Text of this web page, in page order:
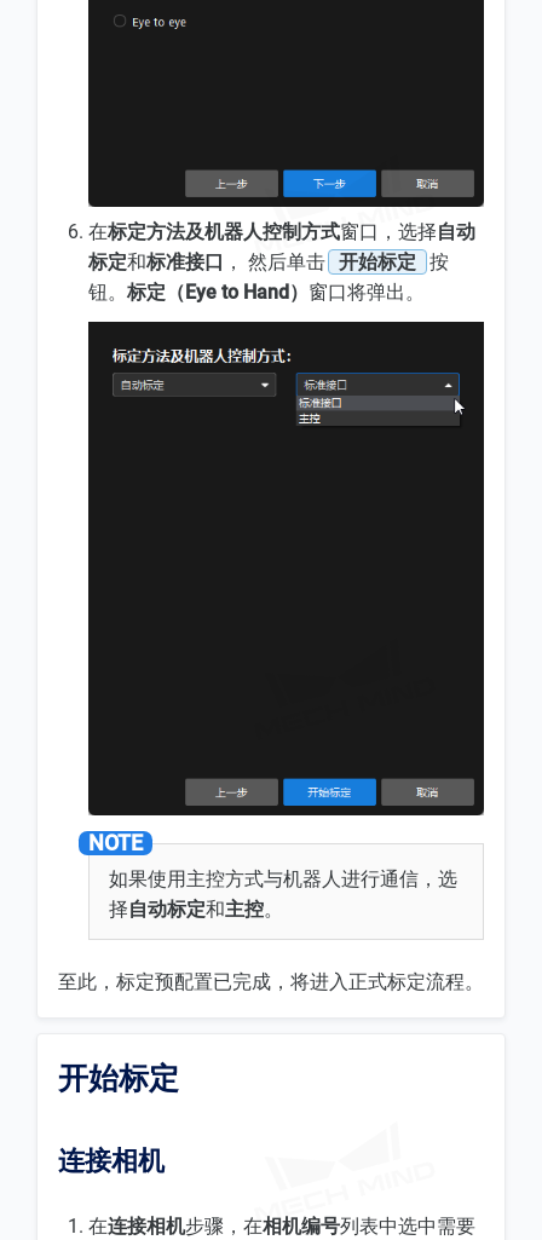
在标定方法及机器人控制方式窗口，选择自动
标定和标准接口 ， 然后单击 开始标定
按
钮。 标定（Eye to Hand） 窗口将弹出。
如果使用主控方式与机器人进行通信，选
择自动标定和主控。
至此，标定预配置已完成，将进入正式标定流程。
开始标定
连接相机
在连接相机步骤，在相机编号列表中选中需要